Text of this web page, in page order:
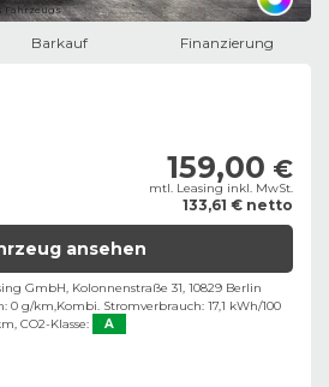
Fahrzeugs
Barkauf Finanzierung
159,00 €
mtl. Leasing inkl. MwSt.
133,61 € netto
ansehen
GmbH, Kolonnenstraße 31, 10829 Berlin
0 g/km,Kombi. Stromverbrauch: 17,1 kWh/100
CO2-Klasse: A